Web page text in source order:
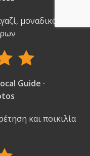
μοναδικό στην
Guide ·
και ποικιλία